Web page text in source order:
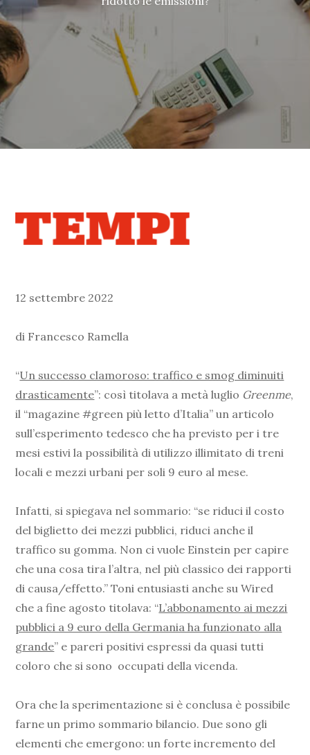
12 settembre 2022
di Francesco Ramella
“Un successo clamoroso: traffico e smog diminuiti
drasticamente”: così titolava a metà luglio Greenme,
il “magazine #green più letto d’Italia” un articolo
sull’esperimento tedesco che ha previsto per i tre
mesi estivi la possibilità di utilizzo illimitato di treni
locali e mezzi urbani per soli 9 euro al mese.
Infatti, si spiegava nel sommario: “se riduci il costo
del biglietto dei mezzi pubblici, riduci anche il
traffico su gomma. Non ci vuole Einstein per capire
che una cosa tira l’altra, nel più classico dei rapporti
di causa/effetto.” Toni entusiasti anche su Wired
che a fine agosto titolava: “L’abbonamento ai mezzi
pubblici a 9 euro della Germania ha funzionato alla
grande” e pareri positivi espressi da quasi tutti
coloro che si sono occupati della vicenda.
Ora che la sperimentazione si è conclusa è possibile
farne un primo sommario bilancio. Due sono gli
elementi che emergono: un forte incremento del